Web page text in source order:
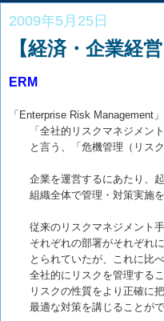
2009年5月25日
【経済・企業経
ERM
「Enterprise Risk Management
「全社的リスクマネジメント
と言う、「危機管理（リスク
企業を運営するにあたり、起
組織全体で管理・対策実施を
従来のリスクマネジメント手
それぞれの部署がそれぞれに
とられていたが、これに比べ
全社的にリスクを管理するこ
リスクの性質をより正確に把
最適な対策を講じることがで